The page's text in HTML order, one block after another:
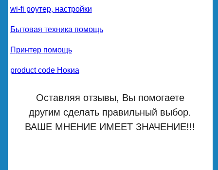
wi-fi роутер, настройки
Бытовая техника помощь
Принтер помощь
product code Нокиа
Оставляя отзывы, Вы помогаете
другим сделать правильный выбор.
ВАШЕ МНЕНИЕ ИМЕЕТ ЗНАЧЕНИЕ!!!